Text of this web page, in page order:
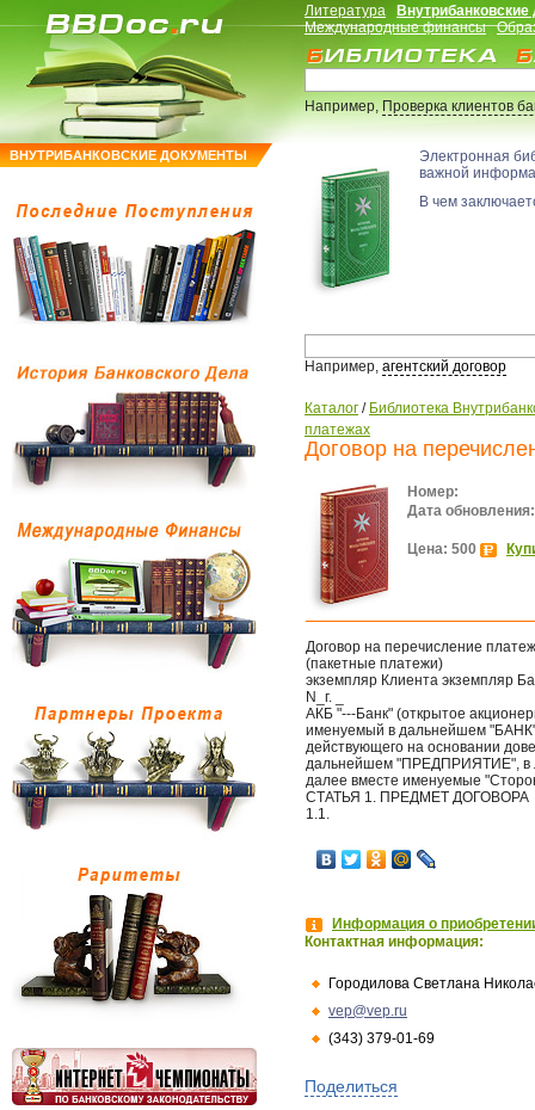
ВНУТРИБАНКОВСКИЕ ДОКУМЕНТЫ
Литература
Международные финансы
Например,Проверка клиентов
Электронная
важной
В чем
Например, агентский договор
Каталог / Библиотека
платежах
Договор на
Номер:
Дата обновления:
Цена: 500
Договор на перечисление
(пакетные платежи)
экземпляр Клиента экземпляр
N_г. _
АКБ "---Банк" (открытое
именуемый в дальнейшем
действующего на основании
дальнейшем "ПРЕДПРИЯТИЕ", в
далее вместе именуемые
СТАТЬЯ 1. ПРЕДМЕТ ДОГОВОРА
1.1.
Информация о
Контактная информация:
Городилова Светлана
vep@vep.ru
(343) 379-01-69
Поделиться